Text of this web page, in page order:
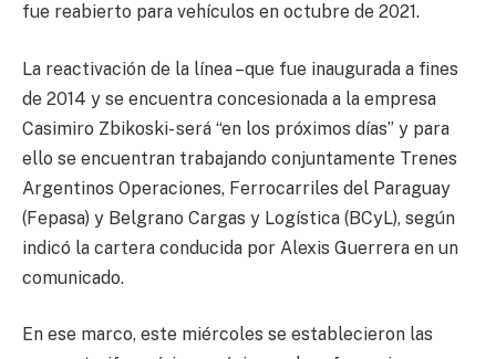
fue reabierto para vehículos en octubre de 2021.
La reactivación de la línea –que fue inaugurada a fines
de 2014 y se encuentra concesionada a la empresa
Casimiro Zbikoski- será “en los próximos días” y para
ello se encuentran trabajando conjuntamente Trenes
Argentinos Operaciones, Ferrocarriles del Paraguay
(Fepasa) y Belgrano Cargas y Logística (BCyL), según
indicó la cartera conducida por Alexis Guerrera en un
comunicado.
En ese marco, este miércoles se establecieron las